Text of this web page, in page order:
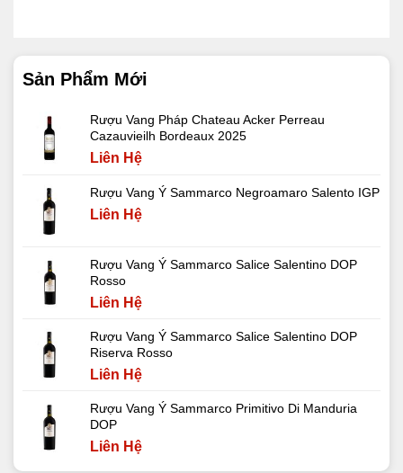
Sản Phẩm Mới
Rượu Vang Pháp Chateau Acker Perreau
Cazauvieilh Bordeaux 2025
Liên Hệ
Rượu Vang Ý Sammarco Negroamaro Salento IGP
Liên Hệ
Rượu Vang Ý Sammarco Salice Salentino DOP
Rosso
Liên Hệ
Rượu Vang Ý Sammarco Salice Salentino DOP
Riserva Rosso
Liên Hệ
Rượu Vang Ý Sammarco Primitivo Di Manduria
DOP
Liên Hệ